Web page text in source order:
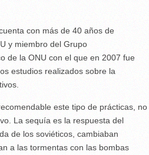
con más de 40 años de
y miembro del Grupo
de la ONU con el que en 2007 fue
estudios realizados sobre la
este tipo de prácticas, no
La sequía es la respuesta del
de los soviéticos, cambiaban
a las tormentas con las bombas